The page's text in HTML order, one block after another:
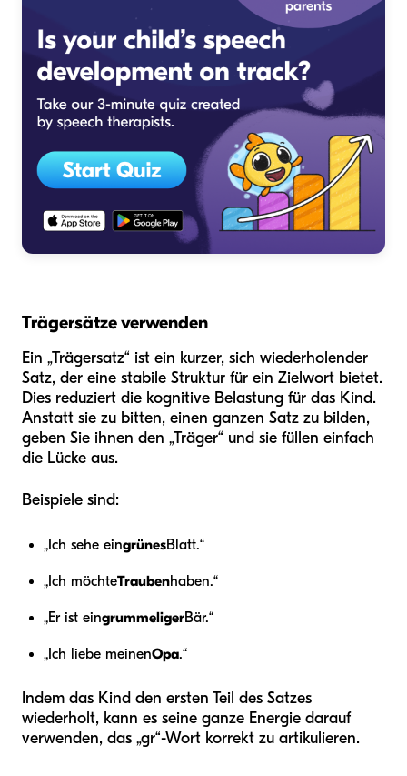
Trägersätze verwenden
Ein „Trägersatz“ ist ein kurzer, sich wiederholender
Satz, der eine stabile Struktur für ein Zielwort bietet.
Dies reduziert die kognitive Belastung für das Kind.
Anstatt sie zu bitten, einen ganzen Satz zu bilden,
geben Sie ihnen den „Träger“ und sie füllen einfach
die Lücke aus.
Beispiele sind:
„Ich sehe eingrünesBlatt.“
„Ich möchteTraubenhaben.“
„Er ist eingrummeligerBär.“
„Ich liebe meinenOpa.“
Indem das Kind den ersten Teil des Satzes
wiederholt, kann es seine ganze Energie darauf
verwenden, das „gr“-Wort korrekt zu artikulieren.